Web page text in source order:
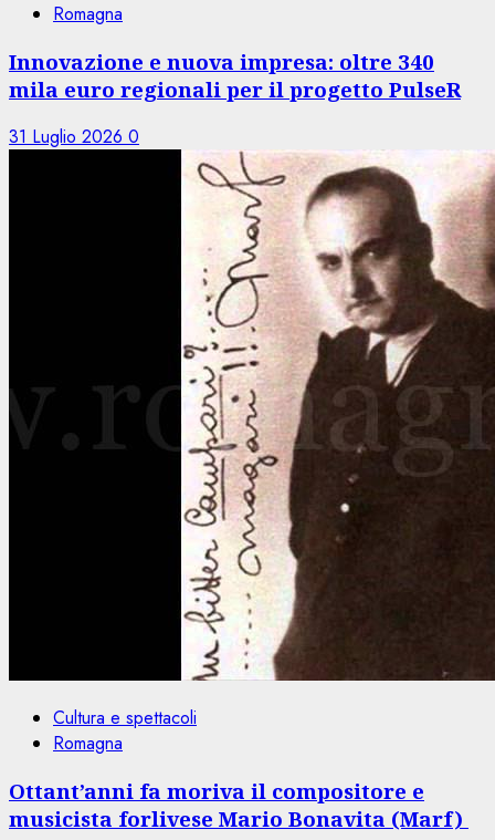
Romagna
Innovazione e nuova impresa: oltre 340
mila euro regionali per il progetto PulseR
31 Luglio 2026 0
Cultura e spettacoli
Romagna
Ottant’anni fa moriva il compositore e
musicista forlivese Mario Bonavita (Marf)